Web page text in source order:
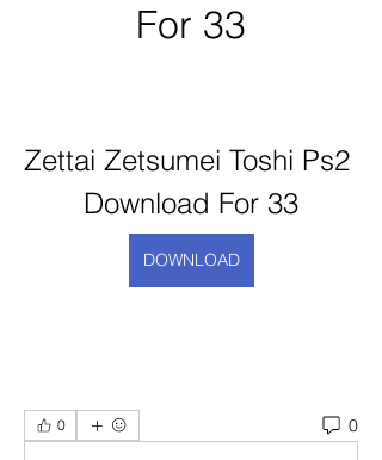
For 33
Zettai Zetsumei Toshi Ps2
Download For 33
DOWNLOAD
0 0